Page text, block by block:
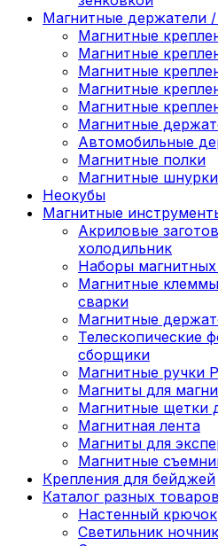
Магнитные держатели
Магнитные
Магнитные
Магнитные
Магнитные
Магнитные
Магнитные
Автомобильные
Магнитные полки
Магнитные шнурки
Неокубы
Магнитные
Акриловые
холодильник
Наборы
Магнитные
сварки
Магнитные
Телескопические
сборщики
Магнитные ручки
Магниты для
Магнитные щетки
Магнитная лента
Магниты для
Магнитные
Крепления для бейджей
Каталог разных товаров
Настенный крючок
Светильник ночник